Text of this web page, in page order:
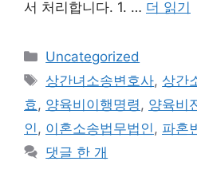
서 처리합니다. 1. … 더 읽기
카
테
고
리
Uncategorized
태
그
상간녀소송변호사, 상간
효 , 양육비이행명령 , 양육비
인 , 이혼소송법무법인 , 파혼
댓글 한 개